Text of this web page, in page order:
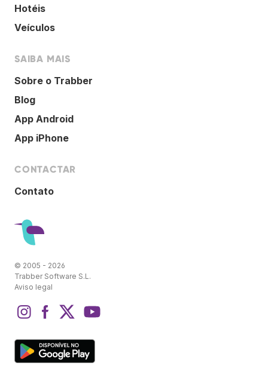
Hotéis
Veículos
SAIBA MAIS
Sobre o Trabber
Blog
App Android
App iPhone
CONTACTAR
Contato
© 2005 - 2026
Trabber Software S.L.
Aviso legal